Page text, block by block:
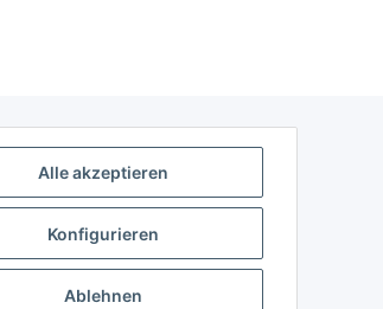
Alle akzeptieren
Konfigurieren
Ablehnen